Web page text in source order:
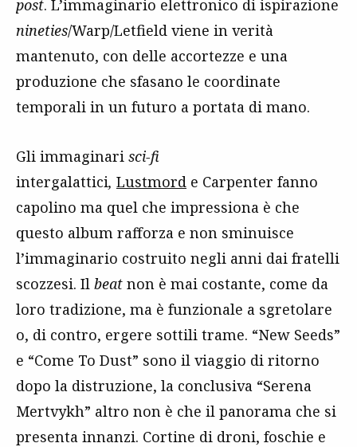
post. L’immaginario elettronico di ispirazione
nineties/Warp/Letfield viene in verità
mantenuto, con delle accortezze e una
produzione che sfasano le coordinate
temporali in un futuro a portata di mano.
Gli immaginari sci-fi
intergalattici, Lustmord e Carpenter fanno
capolino ma quel che impressiona è che
questo album rafforza e non sminuisce
l’immaginario costruito negli anni dai fratelli
scozzesi. Il beat non è mai costante, come da
loro tradizione, ma è funzionale a sgretolare
o, di contro, ergere sottili trame. “New Seeds”
e “Come To Dust” sono il viaggio di ritorno
dopo la distruzione, la conclusiva “Serena
Mertvykh” altro non è che il panorama che si
presenta innanzi. Cortine di droni, foschie e